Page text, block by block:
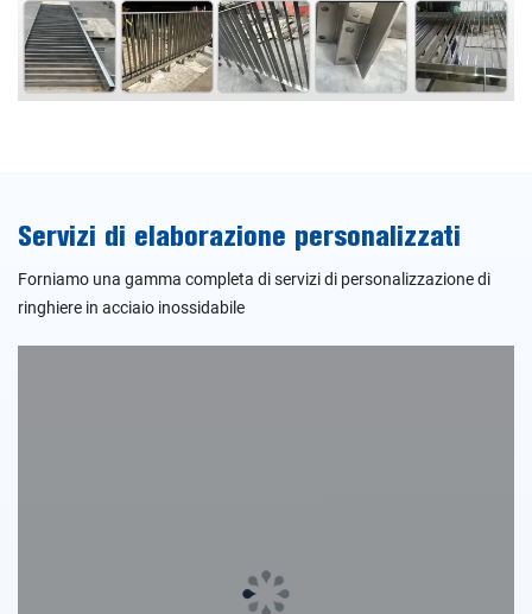
Servizi di elaborazione personalizzati
Forniamo una gamma completa di servizi di personalizzazione di
ringhiere in acciaio inossidabile